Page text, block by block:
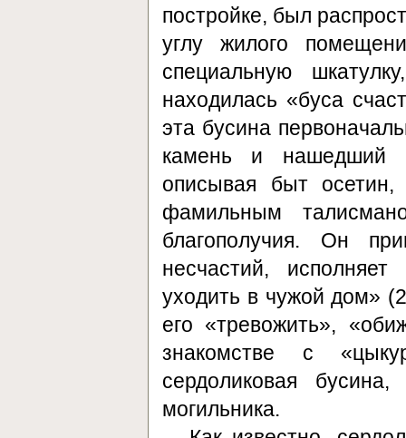
постройке, был
углу жилого
специальную
находилась «буса
эта бусина
камень и нашедший
описывая быт
фамильным
благополучия. Он
несчастий,
уходить в чужой дом»
его «тревожить»,
знакомстве с
сердоликовая
могильника.